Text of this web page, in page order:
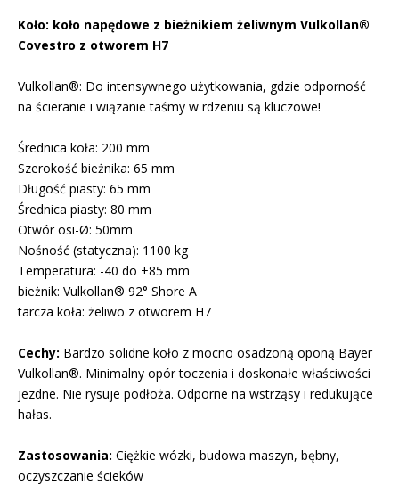
Koło: koło napędowe z bieżnikiem żeliwnym Vulkollan®
Covestro z otworem H7
Vulkollan®: Do intensywnego użytkowania, gdzie odporność
na ścieranie i wiązanie taśmy w rdzeniu są kluczowe!
Średnica koła: 200 mm
Szerokość bieżnika: 65 mm
Długość piasty: 65 mm
Średnica piasty: 80 mm
Otwór osi-Ø: 50mm
Nośność (statyczna): 1100 kg
Temperatura: -40 do +85 mm
bieżnik: Vulkollan® 92° Shore A
tarcza koła: żeliwo z otworem H7
Cechy: Bardzo solidne koło z mocno osadzoną oponą Bayer
Vulkollan®. Minimalny opór toczenia i doskonałe właściwości
jezdne. Nie rysuje podłoża. Odporne na wstrząsy i redukujące
hałas.
Zastosowania: Ciężkie wózki, budowa maszyn, bębny,
oczyszczanie ścieków